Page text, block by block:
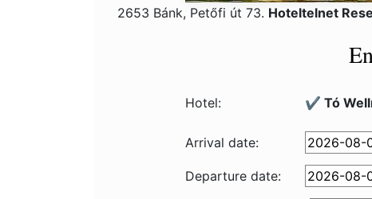
2653 Bánk, Petőfi út 73. Hoteltelnet
Hotel: ✔️ Tó
Arrival date:
Departure date: